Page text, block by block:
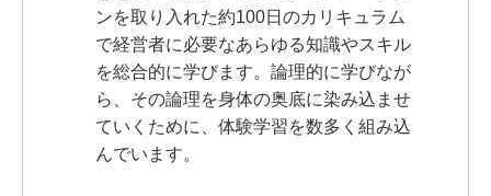
ンを取り入れた約100日のカリキュラム
で経営者に必要なあらゆる知識やスキル
を総合的に学びます。論理的に学びなが
ら、その論理を身体の奥底に染み込ませ
ていくために、体験学習を数多く組み込
んでいます。